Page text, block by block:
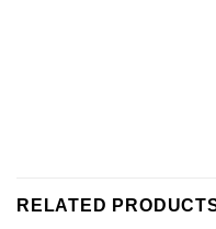
RELATED